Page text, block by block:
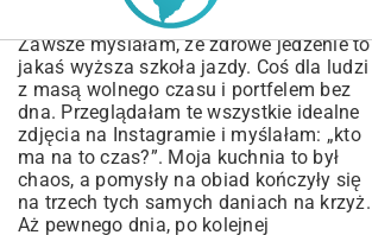
Samopoczucia
Zawsze myślałam, że zdrowe jedzenie to
jakaś wyższa szkoła jazdy. Coś dla ludzi
z masą wolnego czasu i portfelem bez
dna. Przeglądałam te wszystkie idealne
zdjęcia na Instagramie i myślałam: „kto
ma na to czas?”. Moja kuchnia to był
chaos, a pomysły na obiad kończyły się
na trzech tych samych daniach na krzyż.
Aż pewnego dnia, po kolejnej